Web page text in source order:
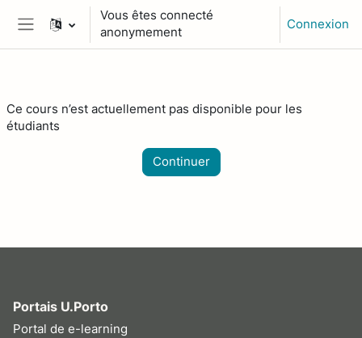
Passer au contenu principal
Panneau latéral
Vous êtes connecté
anonymement
Connexion
Ce cours n’est actuellement pas disponible pour les
étudiants
Continuer
Portais U.Porto
Portal de e-learning